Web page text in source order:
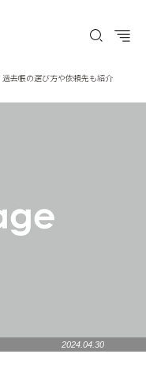
去帳の選び方や依頼先も紹介
2024.04.30